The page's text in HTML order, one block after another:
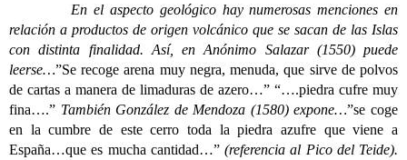
En el aspecto geológico hay numerosas menciones en
relación a productos de origen volcánico que se sacan de las Islas
con distinta finalidad. Así, en Anónimo Salazar (1550) puede
leerse…”Se recoge arena muy negra, menuda, que sirve de polvos
de cartas a manera de limaduras de azero…” “….piedra cufre muy
fina….” También González de Mendoza (1580) expone…”se coge
en la cumbre de este cerro toda la piedra azufre que viene a
España…que es mucha cantidad…”(referencia al Pico del Teide).